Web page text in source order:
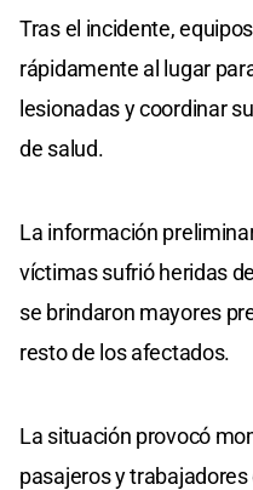
Tras el incidente,
rápidamente al lugar
lesionadas y coordinar
de salud.
La información
víctimas sufrió heridas
se brindaron mayores
resto de los afectados.
La situación provocó
pasajeros y